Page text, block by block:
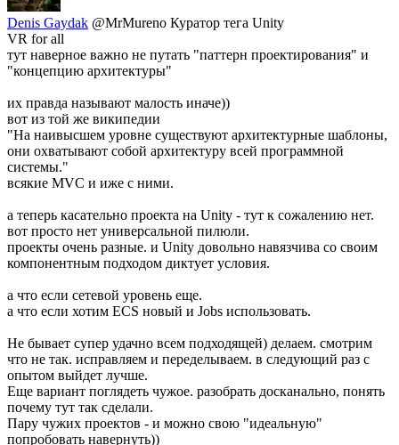
Denis Gaydak @MrMureno Куратор тега Unity
VR for all
тут наверное важно не путать "паттерн проектирования" и
"концепцию архитектуры"
их правда называют малость иначе))
вот из той же википедии
"На наивысшем уровне существуют архитектурные шаблоны,
они охватывают собой архитектуру всей программной
системы."
всякие MVC и иже с ними.
а теперь касательно проекта на Unity - тут к сожалению нет.
вот просто нет универсальной пилюли.
проекты очень разные. и Unity довольно навязчива со своим
компонентным подходом диктует условия.
а что если сетевой уровень еще.
а что если хотим ECS новый и Jobs использовать.
Не бывает супер удачно всем подходящей) делаем. смотрим
что не так. исправляем и переделываем. в следующий раз с
опытом выйдет лучше.
Еще вариант поглядеть чужое. разобрать досканально, понять
почему тут так сделали.
Пару чужих проектов - и можно свою "идеальную"
попробовать навернуть))